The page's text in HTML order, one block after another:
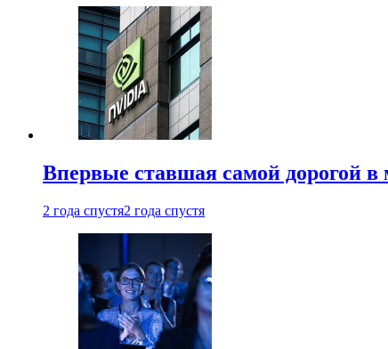
Впервые ставшая самой дорогой
2 года спустя2 года спустя